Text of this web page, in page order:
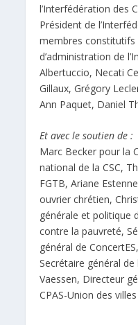
l’Interfédération des
Président de
membres constitutifs
d’administration de
Albertuccio, Necati
Gillaux, Grégory
Ann Paquet, Daniel
Et avec le soutien de :
Marc Becker pour la
national de la CSC,
FGTB, Ariane
ouvrier chrétien,
générale et politique
contre la pauvreté,
général de
Secrétaire général
Vaessen, Directeur
CPAS-Union des